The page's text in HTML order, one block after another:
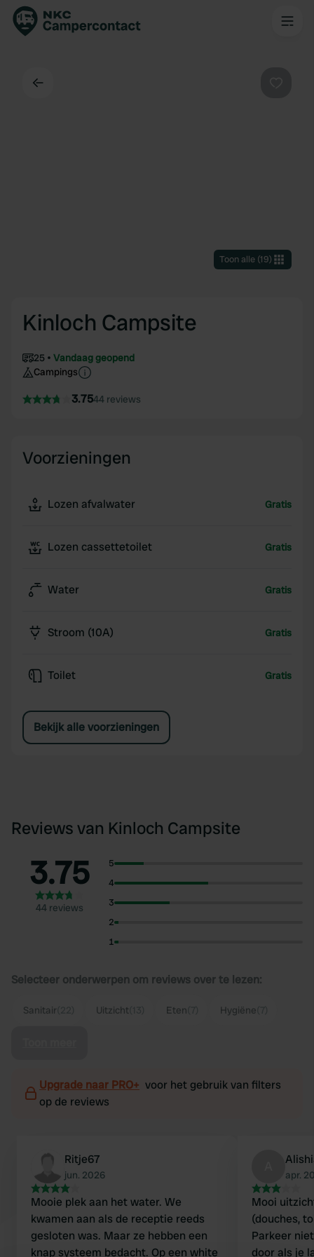
Toon alle(19)
Kinloch Campsite
25
Vandaag geopend
Campings
3.7544 reviews
Voorzieningen
Lozen afvalwater Gratis
Lozen cassettetoilet Gratis
Water Gratis
Stroom (10A) Gratis
Toilet Gratis
Bekijk alle voorzieningen
Reviews van Kinloch Campsite
3.75
44 reviews
5
4
3
2
1
Selecteer onderwerpen om reviews over te lezen:
Sanitair Uitzicht Eten Hygiëne
Upgrade naar PRO+ voor het gebruik van filters
op de reviews
Ritje67
jun. 2026
Mooie plek aan het water. We
kwamen aan als de receptie reeds
gesloten was. Maar ze hebben een
knap systeem bedacht. Op een white
apr.
Mooi
(douches,
Parkeer
door als je